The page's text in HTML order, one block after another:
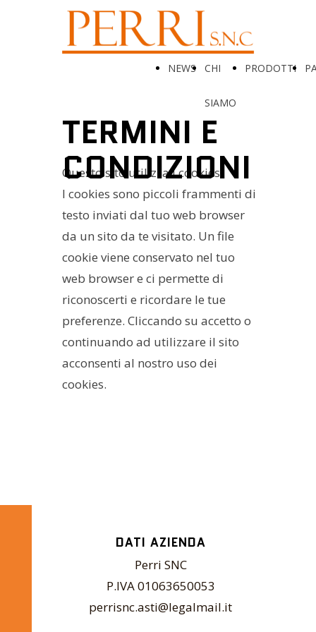
NEWS CHI
SIAMO
PRODOTTI
TERMINI E
CONDIZIONI
Questo sito utilizza i cookies
I cookies sono piccoli frammenti di
testo inviati dal tuo web browser
da un sito da te visitato. Un file
cookie viene conservato nel tuo
web browser e ci permette di
riconoscerti e ricordare le tue
preferenze. Cliccando su accetto o
continuando ad utilizzare il sito
acconsenti al nostro uso dei
cookies.
DATI AZIENDA
Perri SNC
P.IVA 01063650053
perrisnc.asti@legalmail.it